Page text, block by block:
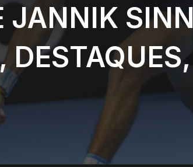
JANNIK